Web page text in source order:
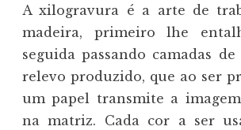
A xilogravura é a arte de
madeira, primeiro lhe
seguida passando camadas
relevo produzido, que ao ser
um papel transmite a imagem
na matriz. Cada cor a ser